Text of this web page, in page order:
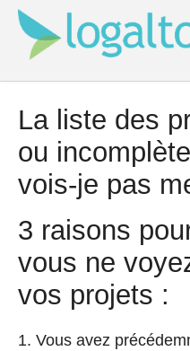
La liste des
ou
vois-je pas
3 raisons
vous ne
vos projets :
1. Vous avez